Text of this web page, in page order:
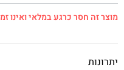
מוצר זה חסר כרגע במלאי ואינו
יתרונות